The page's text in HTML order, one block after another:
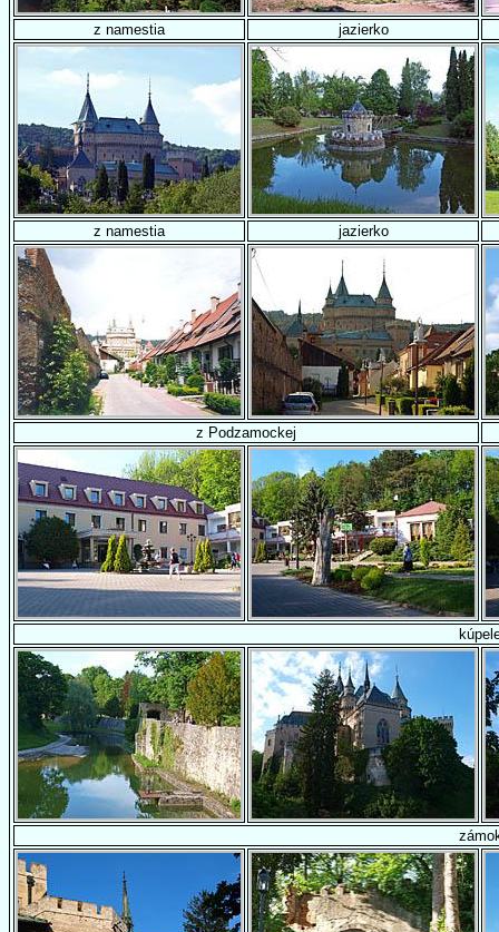
z namestia jazierko
z namestia jazierko
z Podzamockej